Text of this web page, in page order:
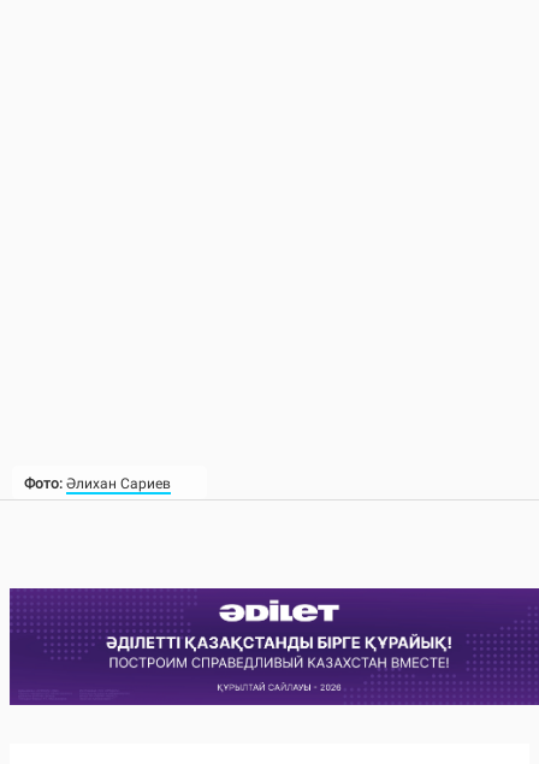
Фото: Әлихан Сариев